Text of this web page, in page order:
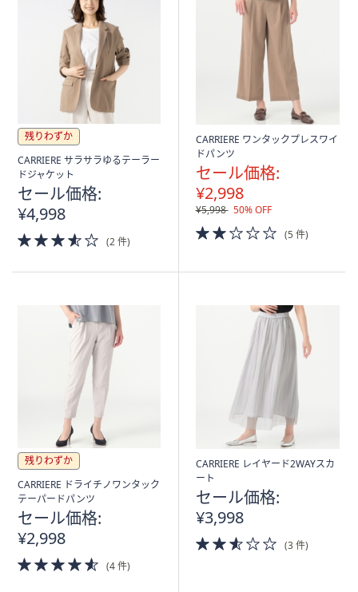
残りわずか
CARRIERE サラサラゆるテーラー
ドジャケット
セール価格:
¥4,998
3.5
of
(2 件)
CARRIERE ワンタックプレスワイ
ドパンツ
セール価格:
¥2,998
¥5,998 50% OFF
2.0
of
Stars
(5 件)
残りわずか
CARRIERE ドライチノワンタック
テーパードパンツ
セール価格:
¥2,998
4.5
of
(4 件)
CARRIERE レイヤード2WAYスカ
ート
セール価格:
¥3,998
2.5
of
(3 件)